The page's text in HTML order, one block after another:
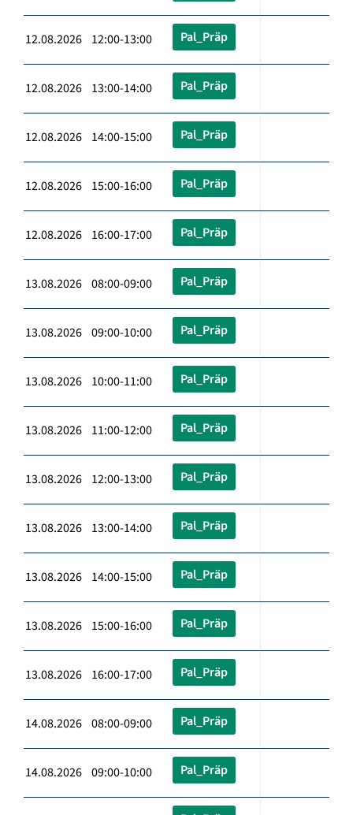
12.08.2026 12:00-13:00 Pal_Präp
12.08.2026 13:00-14:00 Pal_Präp
12.08.2026 14:00-15:00 Pal_Präp
12.08.2026 15:00-16:00 Pal_Präp
12.08.2026 16:00-17:00 Pal_Präp
13.08.2026 08:00-09:00 Pal_Präp
13.08.2026 09:00-10:00 Pal_Präp
13.08.2026 10:00-11:00 Pal_Präp
13.08.2026 11:00-12:00 Pal_Präp
13.08.2026 12:00-13:00 Pal_Präp
13.08.2026 13:00-14:00 Pal_Präp
13.08.2026 14:00-15:00 Pal_Präp
13.08.2026 15:00-16:00 Pal_Präp
13.08.2026 16:00-17:00 Pal_Präp
14.08.2026 08:00-09:00 Pal_Präp
14.08.2026 09:00-10:00 Pal_Präp